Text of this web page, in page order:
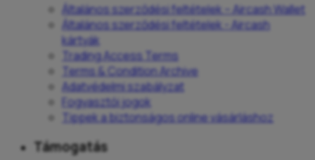
Általános szerződési feltételek – Aircash Wallet
Általános szerződési feltételek - Aircash
kártyák
Trading Access Terms
Terms & Condition Archive
Adatvédelmi szabályzat
Fogyasztói jogok
Tippek a biztonságos online vásárláshoz
Támogatás